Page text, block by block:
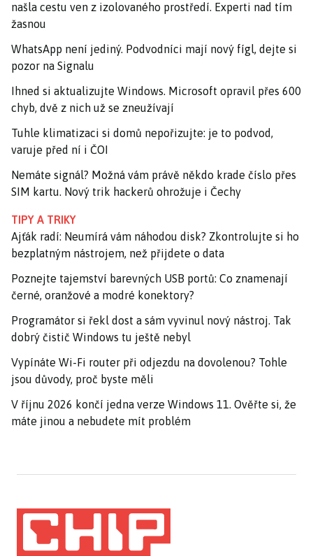
našla cestu ven z izolovaného prostředí. Experti nad tím
žasnou
WhatsApp není jediný. Podvodníci mají nový fígl, dejte si
pozor na Signalu
Ihned si aktualizujte Windows. Microsoft opravil přes 600
chyb, dvě z nich už se zneužívají
Tuhle klimatizaci si domů nepořizujte: je to podvod,
varuje před ní i ČOI
Nemáte signál? Možná vám právě někdo krade číslo přes
SIM kartu. Nový trik hackerů ohrožuje i Čechy
TIPY A TRIKY
Ajťák radí: Neumírá vám náhodou disk? Zkontrolujte si ho
bezplatným nástrojem, než přijdete o data
Poznejte tajemství barevných USB portů: Co znamenají
černé, oranžové a modré konektory?
Programátor si řekl dost a sám vyvinul nový nástroj. Tak
dobrý čistič Windows tu ještě nebyl
Vypínáte Wi-Fi router při odjezdu na dovolenou? Tohle
jsou důvody, proč byste měli
V říjnu 2026 končí jedna verze Windows 11. Ověřte si, že
máte jinou a nebudete mít problém